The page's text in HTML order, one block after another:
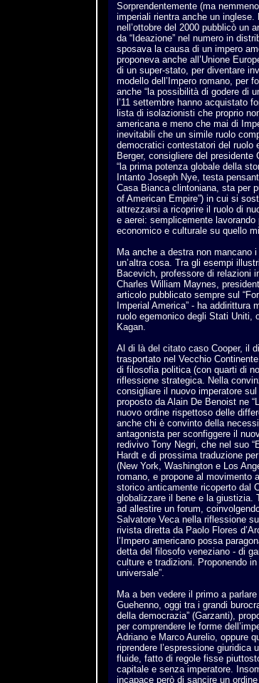
Sorprendentemente (ma
imperiali rientra anche un inglese.
nell’ottobre del 2000 pubblicò un
da “Ideazione” nel numero in
sposava la causa di un impero
proponeva anche all’Unione
di un super-stato, per diventare
modello dell’Impero romano, per
anche “la possibilità di godere di
l’11 settembre hanno acquistato
lista di isolazionisti che proprio
americana e meno che mai di
inevitabili che un simile ruolo
democratici contestatori del ruolo
Berger, consigliere del
“la prima potenza globale della
Intanto Joseph Nye, testa
Casa Bianca clintoniana, sta per
of American Empire”) in cui si
attrezzarsi a ricoprire il ruolo di
e aerei: semplicemente
economico e culturale su quello
Ma anche a destra non mancano
un’altra cosa. Tra gli esempi
Bacevich, professore di relazioni
Charles William Maynes,
articolo pubblicato sempre sul
Imperial America” - ha
ruolo egemonico degli Stati Uniti,
Kagan.
Al di là del citato caso Cooper, il
trasportato nel Vecchio
di filosofia politica (con quarti di
riflessione strategica. Nella
consigliare il nuovo imperatore
proposto da Alain De Benoist ne
nuovo ordine rispettoso delle
anche chi è convinto della
antagonista per sconfiggere il
redivivo Tony Negri, che nel suo
Hardt e di prossima traduzione
(New York, Washington e Los
romano, e propone al movimento
storico anticamente ricoperto dal
globalizzare il bene e la giustizia.
ad allestire un forum,
Salvatore Veca nella riflessione
rivista diretta da Paolo Flores
l’Impero americano possa
detta del filosofo veneziano - di
culture e tradizioni. Proponendo
universale”.
Ma a ben vedere il primo a
Guehenno, oggi tra i grandi
della democrazia” (Garzanti),
per comprendere le forme
Adriano e Marco Aurelio, oppure
riprendere l’espressione
fluide, fatto di regole fisse
capitale e senza imperatore.
incapace però di sancire un